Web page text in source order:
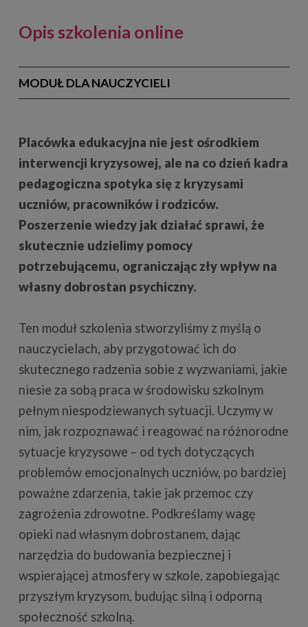
Opis szkolenia online
MODUŁ DLA NAUCZYCIELI
Placówka edukacyjna nie jest ośrodkiem
interwencji kryzysowej, ale na co dzień kadra
pedagogiczna spotyka się z kryzysami
uczniów, pracowników i rodziców.
Poszerzenie wiedzy jak działać sprawi, że
skutecznie udzielimy pomocy
potrzebującemu, ograniczając zły wpływ na
własny dobrostan psychiczny.
Ten moduł szkolenia stworzyliśmy z myślą o
nauczycielach, aby przygotować ich do
skutecznego radzenia sobie z wyzwaniami, jakie
niesie za sobą praca w środowisku szkolnym
pełnym niespodziewanych sytuacji. Uczymy w
nim, jak rozpoznawać i reagować na różnorodne
sytuacje kryzysowe – od tych dotyczących
problemów emocjonalnych uczniów, po bardziej
poważne zdarzenia, takie jak przemoc czy
zagrożenia zdrowotne. Podkreślamy wagę
opieki nad własnym dobrostanem, dając
narzędzia do budowania bezpiecznej i
wspierającej atmosfery w szkole, zapobiegając
przyszłym kryzysom, budując silną i odporną
społeczność szkolną.